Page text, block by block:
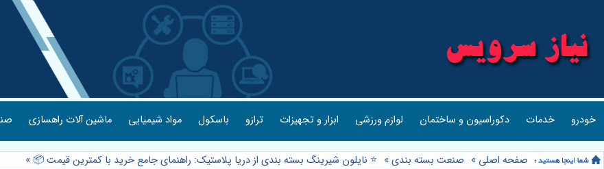
خودرو خدمات دکوراسیون و ساختمان لوازم ورزشی ابزار و تجهیزات ترازو باسکول مواد شیمیایی ماشین آلات راهسازی
صفحه اصلی » صنعت بسته بندی» ⭐️ نایلون شیرینگ بسته بندی از دریا پلاستیک: راهنمای جامع خرید با کمترین قیمت 📦 »